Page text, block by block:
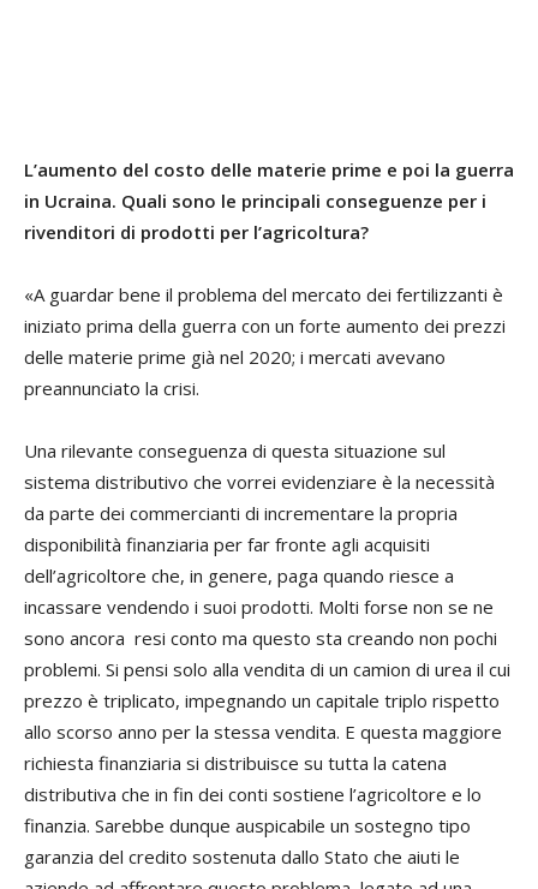
L’aumento del costo delle materie prime e poi la guerra
in Ucraina. Quali sono le principali conseguenze per i
rivenditori di prodotti per l’agricoltura?
«A guardar bene il problema del mercato dei fertilizzanti è
iniziato prima della guerra con un forte aumento dei prezzi
delle materie prime già nel 2020; i mercati avevano
preannunciato la crisi.
Una rilevante conseguenza di questa situazione sul
sistema distributivo che vorrei evidenziare è la necessità
da parte dei commercianti di incrementare la propria
disponibilità finanziaria per far fronte agli acquisiti
dell’agricoltore che, in genere, paga quando riesce a
incassare vendendo i suoi prodotti. Molti forse non se ne
sono ancora resi conto ma questo sta creando non pochi
problemi. Si pensi solo alla vendita di un camion di urea il cui
prezzo è triplicato, impegnando un capitale triplo rispetto
allo scorso anno per la stessa vendita. E questa maggiore
richiesta finanziaria si distribuisce su tutta la catena
distributiva che in fin dei conti sostiene l’agricoltore e lo
finanzia. Sarebbe dunque auspicabile un sostegno tipo
garanzia del credito sostenuta dallo Stato che aiuti le